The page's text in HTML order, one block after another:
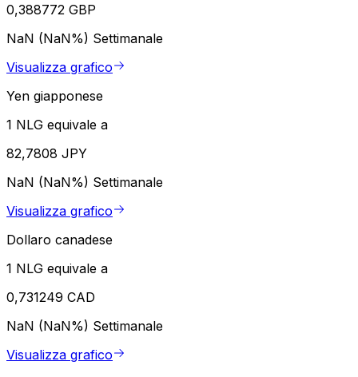
0,388772 GBP
NaN (NaN%) Settimanale
Visualizza grafico
Yen giapponese
1 NLG equivale a
82,7808 JPY
NaN (NaN%) Settimanale
Visualizza grafico
Dollaro canadese
1 NLG equivale a
0,731249 CAD
NaN (NaN%) Settimanale
Visualizza grafico